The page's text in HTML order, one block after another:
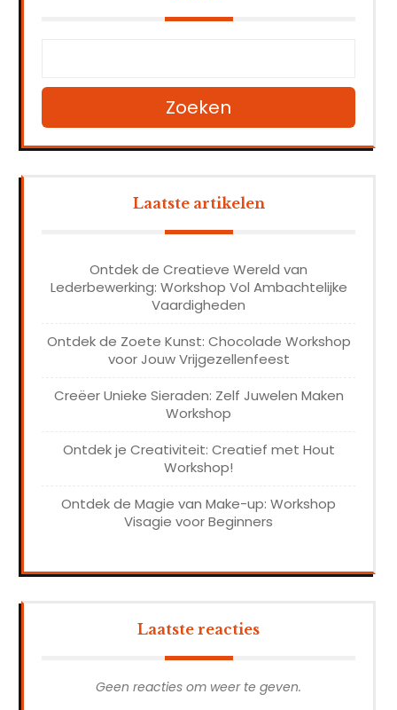
Zoeken
Laatste artikelen
Ontdek de Creatieve Wereld van
Lederbewerking: Workshop Vol Ambachtelijke
Vaardigheden
Ontdek de Zoete Kunst: Chocolade Workshop
voor Jouw Vrijgezellenfeest
Creëer Unieke Sieraden: Zelf Juwelen Maken
Workshop
Ontdek je Creativiteit: Creatief met Hout
Workshop!
Ontdek de Magie van Make-up: Workshop
Visagie voor Beginners
Laatste reacties
Geen reacties om weer te geven.